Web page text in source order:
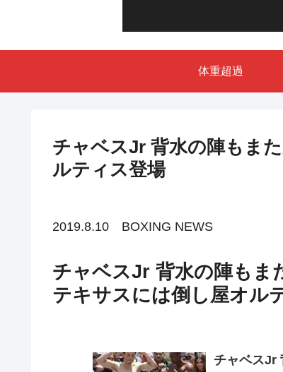
体重超過
チャベスJr 背水の陣もま
ルティス登場
2019.8.10 BOXING NEWS
チャベスJr 背水の陣もま
テキサスには倒し屋オル
チャベスJr